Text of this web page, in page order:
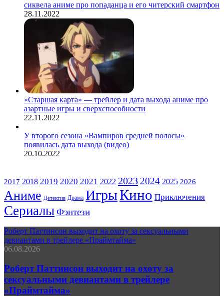
сиквела аниме про попаданца и его читерский смартфон
28.11.2022
«Старшая карта» — трейлер и дата выхода аниме про
азартные игры и сверхспособности
22.11.2022
У второго сезона «Вампиров средней полосы»
появилась дата выхода (видео)
20.10.2022
2017 2018 2019 2020 2021 2022 2023 2024 2025 2026
Аниме Детектив Драма ИгрыКино Приключения
СериалыФэнтези
Роберт Паттинсон выходит на охоту за сексуальными
девиантами в трейлере «Праймтайма»
06.08.2026
Роберт Паттинсон выходит на охоту за
сексуальными девиантами в трейлере
«Праймтайма»